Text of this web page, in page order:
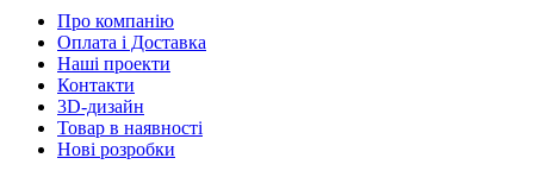
Про компанію
Оплата і Доставка
Наші проекти
Контакти
3D-дизайн
Товар в наявності
Нові розробки